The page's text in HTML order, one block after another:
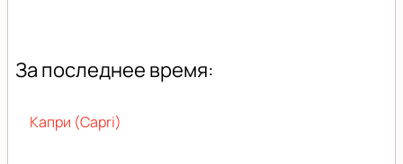
За последнее время:
Капри (Capri)